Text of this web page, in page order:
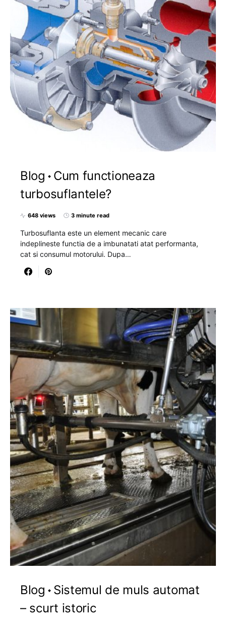
Blog
Cum functioneaza
turbosuflantele?
648 views 3 minute read
Turbosuflanta este un element mecanic care
indeplineste functia de a imbunatati atat performanta,
cat si consumul motorului. Dupa…
Blog
Sistemul de muls automat
– scurt istoric